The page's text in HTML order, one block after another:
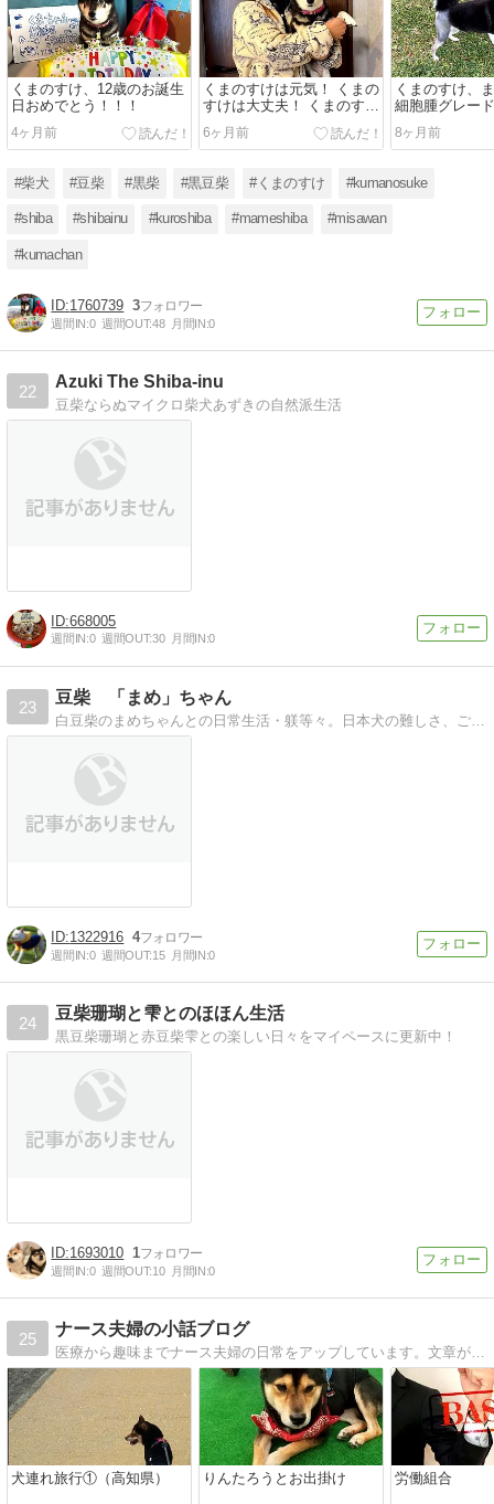
くまのすけ、12歳のお誕生
日おめでとう！！！
4ヶ月前
くまのすけは元気！ くまの
すけは大丈夫！ くまのすけ
は無敵！
6ヶ月前
くまのすけ、
細胞腫グレー
8ヶ月前
#柴犬 #豆柴 #黒柴 #黒豆柴 #くまのすけ #kumanosuke
#shiba #shibainu #kuroshiba #mameshiba #misawan
#kumachan
1760739 3
週間IN:0 週間OUT:48 月間IN:0
22
Azuki The Shiba-inu
豆柴ならぬマイクロ柴犬あずきの自然派生活
668005
週間IN:0 週間OUT:30 月間IN:0
23
豆柴 「まめ」ちゃん
白豆柴のまめちゃんとの日常生活・躾等々。日本犬の難しさ、ご飯やオヤツ選び、散歩の便利グッズなど紹介していきます。たまに失敗もあるけど、楽しく・元気に!
1322916 4
週間IN:0 週間OUT:15 月間IN:0
24
豆柴珊瑚と雫とのほほん生活
黒豆柴珊瑚と赤豆柴雫との楽しい日々をマイペースに更新中！
1693010 1
週間IN:0 週間OUT:10 月間IN:0
25
ナース夫婦の小話ブログ
医療から趣味までナース夫婦の日常をアップしています。文章が下手な二人ですがどうぞよろしくお願いします。
犬連れ旅行①（高知県） りんたろうとお出掛け 労働組合